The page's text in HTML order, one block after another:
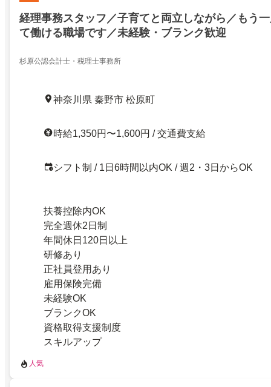
経理事務スタッフ／子育てと両立しながら／もう
て働ける職場です／未経験・ブランク歓迎
杉原公認会計士・税理士事務所
神奈川県 秦野市 松原町
時給1,350円〜1,600円 / 交通費支給
シフト制 / 1日6時間以内OK / 週2・3日からOK
扶養控除内OK
完全週休2日制
年間休日120日以上
研修あり
正社員登用あり
雇用保険完備
未経験OK
ブランクOK
資格取得支援制度
スキルアップ
人気